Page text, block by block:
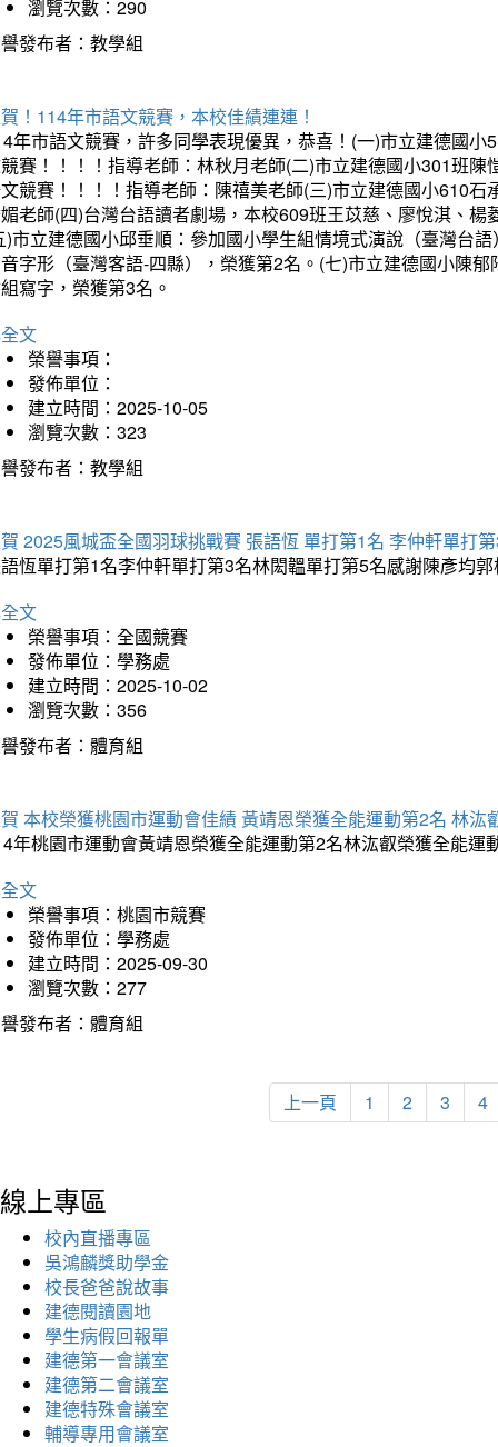
瀏覽次數：290
發布者：教學組
！114年市語文競賽，本校佳績連連！
年市語文競賽，許多同學表現優異，恭喜！(一)市立建德國
賽！！！！指導老師：林秋月老師(二)市立建德國小301班
競賽！！！！指導老師：陳禧美老師(三)市立建德國小610
老師(四)台灣台語讀者劇場，本校609班王苡慈、廖悅淇、
)市立建德國小邱垂順：參加國小學生組情境式演說（臺灣台
字形（臺灣客語-四縣），榮獲第2名。(七)市立建德國小陳
寫字，榮獲第3名。
文
榮譽事項：
發佈單位：
建立時間：2025-10-05
瀏覽次數：323
發布者：教學組
2025風城盃全國羽球挑戰賽 張語恆 單打第1名 李仲軒單打
恆單打第1名李仲軒單打第3名林閎韞單打第5名感謝陳彥均
文
榮譽事項：全國競賽
發佈單位：學務處
建立時間：2025-10-02
瀏覽次數：356
發布者：體育組
本校榮獲桃園市運動會佳績 黃靖恩榮獲全能運動第2名 林汯
年桃園市運動會黃靖恩榮獲全能運動第2名林汯叡榮獲全能運
文
榮譽事項：桃園市競賽
發佈單位：學務處
建立時間：2025-09-30
瀏覽次數：277
發布者：體育組
上一頁 1 2 3 4
線上專區
校內直播專區
吳鴻麟獎助學金
校長爸爸說故事
建德閱讀園地
學生病假回報單
建德第一會議室
建德第二會議室
建德特殊會議室
輔導專用會議室